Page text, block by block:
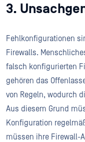
3.
Fehlkonfigurationen
Firewalls.
falsch konfigurierten
gehören das
von Regeln, wodurch
Aus diesem Grund
Konfiguration
müssen ihre Firewall-